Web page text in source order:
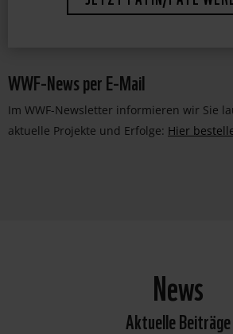
JETZT PATIN/PATE
WWF-News per E-Mail
Im WWF-Newsletter informieren wir Sie
aktuelle Projekte und Erfolge: Hier
News
Aktuelle Beiträge